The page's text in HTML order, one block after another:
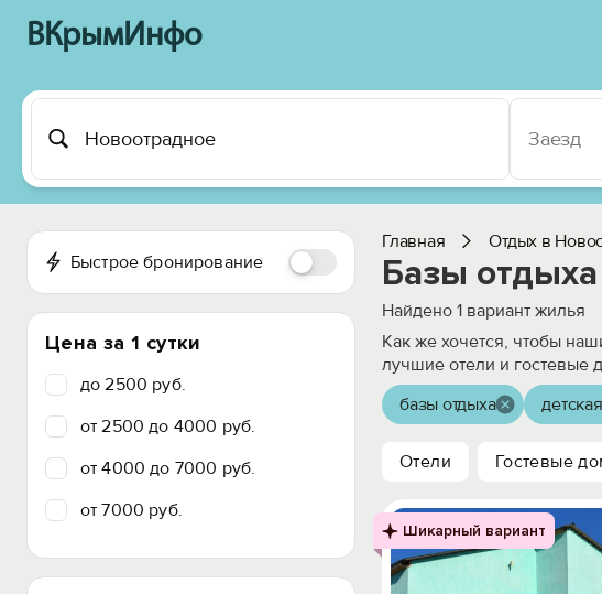
ВКрымИнфо
Быстрое бронирование
Цена за 1 сутки
до 2500 руб.
от 2500 до 4000 руб.
от 4000 до 7000 руб.
от 7000 руб.
Главная Отдых в
Базы
Найдено 1 вариант жилья
Как же хочется, чтобы
лучшие отели и гостевые
базы отдыха
Отели Гостевые
Шикарный вариант